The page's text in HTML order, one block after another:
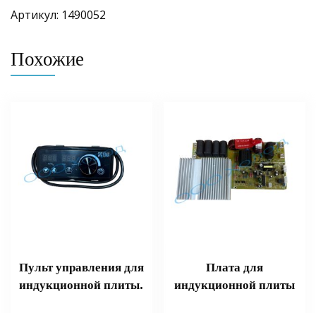
Артикул: 1490052
Похожие
Пульт управления для
индукционной плиты.
Плата для
индукционной плиты